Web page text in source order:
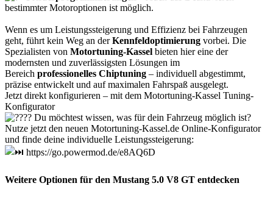
bestimmter Motoroptionen ist möglich.
Wenn es um Leistungssteigerung und Effizienz bei Fahrzeugen
geht, führt kein Weg an derKennfeldoptimierung vorbei. Die
Spezialisten von Motortuning-Kassel bieten hier eine der
modernsten und zuverlässigsten Lösungen im
Bereich professionelles Chiptuning – individuell abgestimmt,
präzise entwickelt und auf maximalen Fahrspaß ausgelegt.
Jetzt direkt konfigurieren – mit dem Motortuning-Kassel Tuning-
Konfigurator
Du möchtest wissen, was für dein Fahrzeug möglich ist?
Nutze jetzt den neuen Motortuning-Kassel.de Online-Konfigurator
und finde deine individuelle Leistungssteigerung:
https://go.powermod.de/e8AQ6D
Weitere Optionen für den Mustang 5.0 V8 GT entdecken